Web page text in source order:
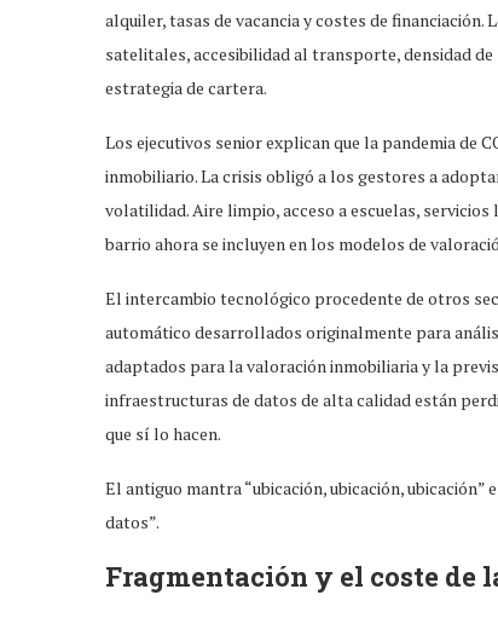
alquiler, tasas de vacancia y costes de
satelitales, accesibilidad al transporte, densidad
estrategia de cartera.
Los ejecutivos senior explican que la pandemia de
inmobiliario. La crisis obligó a los gestores a
volatilidad. Aire limpio, acceso a escuelas,
barrio ahora se incluyen en los modelos de
El intercambio tecnológico procedente de otros
automático desarrollados originalmente para
adaptados para la valoración inmobiliaria y la
infraestructuras de datos de alta calidad están
que sí lo hacen.
El antiguo mantra “ubicación, ubicación,
datos”.
Fragmentación y el coste de